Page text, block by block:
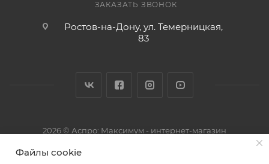
ЗАКАЗАТЬ ЗВОНОК
Ростов-на-Дону, ул. Темерницкая,
83
2026 © Аспро: Максимум - интернет-магазин
Файлы cookie